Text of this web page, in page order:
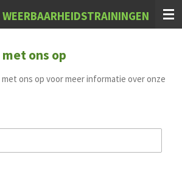
WEERBAARHEIDSTRAININGEN
ons op
ons op voor meer informatie over onze